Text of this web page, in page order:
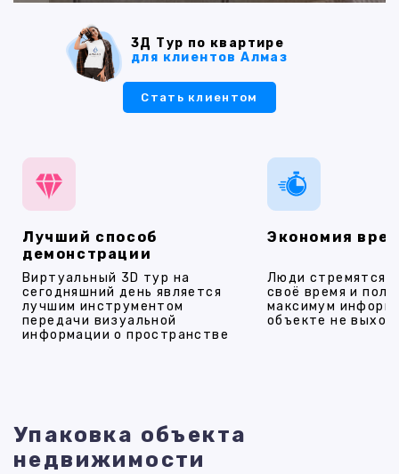
3Д Тур по квартире
для клиентов Алмаз
Стать клиентом
Лучший способ
демонстрации
Виртуальный 3D тур на
сегодняшний день является
лучшим инструментом
передачи визуальной
информации о пространстве
Экономия
Люди стремятся
своё время и
максимум
объекте не
Упаковка объекта
недвижимости